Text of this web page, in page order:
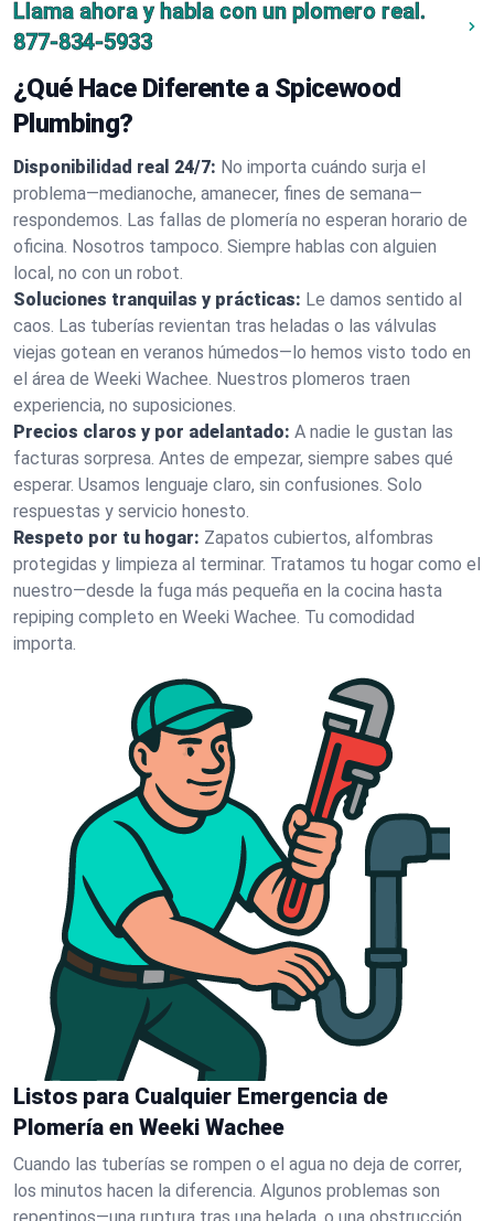
Llama ahora y habla con un plomero real.
877-834-5933
¿Qué Hace Diferente a Spicewood
Plumbing?
Disponibilidad real 24/7: No importa cuándo surja el
problema—medianoche, amanecer, fines de semana—
respondemos. Las fallas de plomería no esperan horario de
oficina. Nosotros tampoco. Siempre hablas con alguien
local, no con un robot.
Soluciones tranquilas y prácticas: Le damos sentido al
caos. Las tuberías revientan tras heladas o las válvulas
viejas gotean en veranos húmedos—lo hemos visto todo en
el área de Weeki Wachee. Nuestros plomeros traen
experiencia, no suposiciones.
Precios claros y por adelantado: A nadie le gustan las
facturas sorpresa. Antes de empezar, siempre sabes qué
esperar. Usamos lenguaje claro, sin confusiones. Solo
respuestas y servicio honesto.
Respeto por tu hogar: Zapatos cubiertos, alfombras
protegidas y limpieza al terminar. Tratamos tu hogar como el
nuestro—desde la fuga más pequeña en la cocina hasta
repiping completo en Weeki Wachee. Tu comodidad
importa.
Listos para Cualquier Emergencia de
Plomería en Weeki Wachee
Cuando las tuberías se rompen o el agua no deja de correr,
los minutos hacen la diferencia. Algunos problemas son